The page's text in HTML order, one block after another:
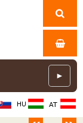
►